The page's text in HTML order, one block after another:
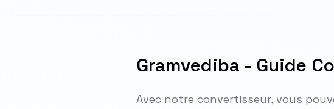
Gramvediba - Guide
Avec notre convertisseur, vous